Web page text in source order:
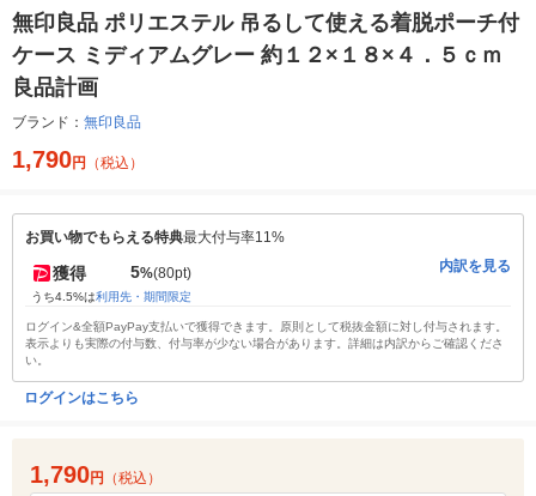
無印良品 ポリエステル 吊るして使える着脱ポーチ付
ケース ミディアムグレー 約１２×１８×４．５ｃｍ
良品計画
ブランド： 無印良品
1,790円 （税込）
お買い物でもらえる特典最大付与率11%
獲得 5%(80pt)
うち4.5%は利用先・期間限定
内訳を見る
ログイン&全額PayPay支払いで獲得できます。原則として税抜金額に対し付与されます。
表示よりも実際の付与数、付与率が少ない場合があります。詳細は内訳からご確認くださ
い。
ログインはこちら
1,790円 （税込）